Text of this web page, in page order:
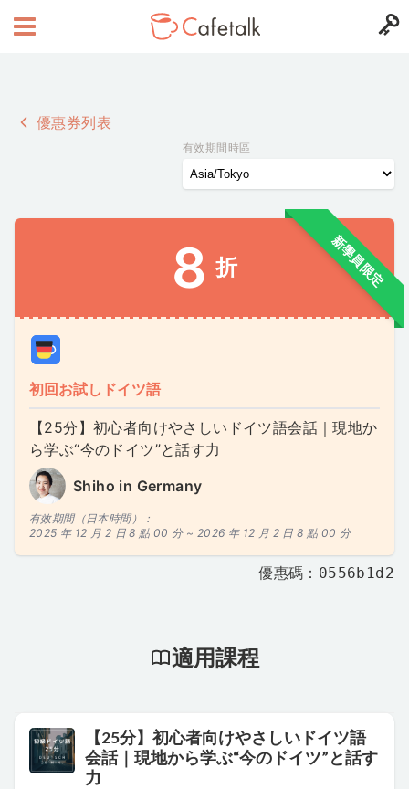
優惠券列表
有效期間時區
新學員限定
8 折
初回お試しドイツ語
【25分】初心者向けやさしいドイツ語会話｜現地か
ら学ぶ“今のドイツ”と話す力
Shiho in Germany
有效期間（日本時間）：
2025 年 12 月 2 日 8 點 00 分 ~ 2026 年 12 月 2 日 8 點 00 分
優惠碼：0556b1d2
適用課程
【25分】初心者向けやさしいドイツ語
会話｜現地から学ぶ“今のドイツ”と話す
力